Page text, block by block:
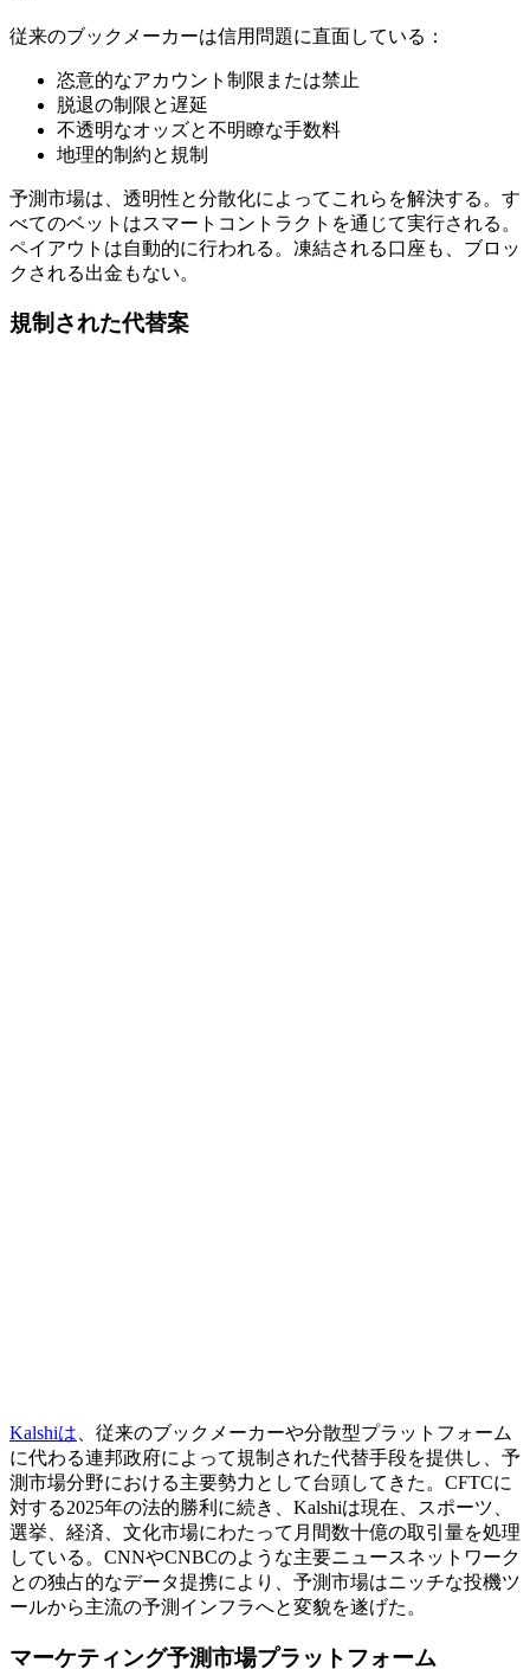
従来のブックメーカーは信用問題に直面している：
恣意的なアカウント制限または禁止
脱退の制限と遅延
不透明なオッズと不明瞭な手数料
地理的制約と規制
予測市場は、透明性と分散化によってこれらを解決する。す
べてのベットはスマートコントラクトを通じて実行される。
ペイアウトは自動的に行われる。凍結される口座も、ブロッ
クされる出金もない。
規制された代替案
Kalshiは 、従来のブックメーカーや分散型プラットフォーム
に代わる連邦政府によって規制された代替手段を提供し、予
測市場分野における主要勢力として台頭してきた。CFTCに
対する2025年の法的勝利に続き、Kalshiは現在、スポーツ、
選挙、経済、文化市場にわたって月間数十億の取引量を処理
している。CNNやCNBCのような主要ニュースネットワーク
との独占的なデータ提携により、予測市場はニッチな投機ツ
ールから主流の予測インフラへと変貌を遂げた。
マーケティング予測市場プラットフォーム